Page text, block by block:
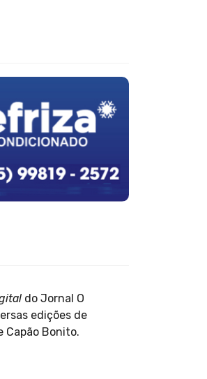
do Jornal O
edições de
Capão Bonito.